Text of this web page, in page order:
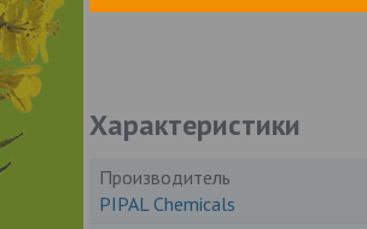
Характеристики
Производитель
PIPAL Chemicals